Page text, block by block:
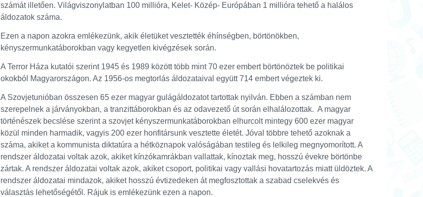
számát illetően. Világviszonylatban 100 millióra, Kelet- Közép- Európában 1 millióra tehető a halálos
áldozatok száma.
Ezen a napon azokra emlékezünk, akik életüket vesztették éhínségben, börtönökben,
kényszermunkatáborokban vagy kegyetlen kivégzések során.
A Terror Háza kutatói szerint 1945 és 1989 között több mint 70 ezer embert börtönöztek be politikai
okokból Magyarországon. Az 1956-os megtorlás áldozataival együtt 714 embert végeztek ki.
A Szovjetunióban összesen 65 ezer magyar gulágáldozatot tartottak nyilván. Ebben a számban nem
szerepelnek a járványokban, a tranzittáborokban és az odavezető út során elhalálozottak. A magyar
történészek becslése szerint a szovjet kényszermunkatáborokban elhurcolt mintegy 600 ezer magyar
közül minden harmadik, vagyis 200 ezer honfitársunk vesztette életét. Jóval többre tehető azoknak a
száma, akiket a kommunista diktatúra a hétköznapok valóságában testileg és lelkileg megnyomorított. A
rendszer áldozatai voltak azok, akiket kínzókamrákban vallattak, kínoztak meg, hosszú évekre börtönbe
zártak. A rendszer áldozatai voltak azok, akiket csoport, politikai vagy vallási hovatartozás miatt üldöztek. A
rendszer áldozatai mindazok, akiket hosszú évtizedeken át megfosztottak a szabad cselekvés és
választás lehetőségétől. Rájuk is emlékezünk ezen a napon.